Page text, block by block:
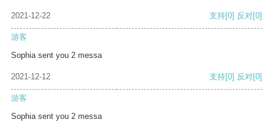
2021-12-22 支持[0] 反对[0]
游客
Sophia sent you 2 messa
2021-12-12 支持[0] 反对[0]
游客
Sophia sent you 2 messa